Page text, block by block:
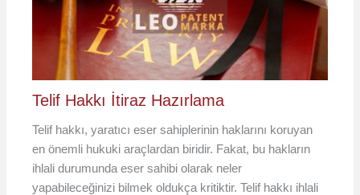
Telif Hakkı İtiraz Hazırlama
Telif hakkı, yaratıcı eser sahiplerinin haklarını koruyan
en önemli hukuki araçlardan biridir. Fakat, bu hakların
ihlali durumunda eser sahibi olarak neler
yapabileceğinizi bilmek oldukça kritiktir. Telif hakkı ihlali